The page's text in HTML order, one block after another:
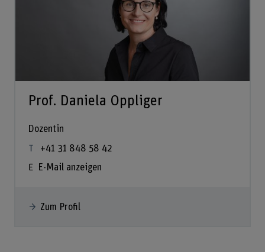
Prof. Daniela Oppliger
Dozentin
+41 31 848 58 42
E-Mail anzeigen
Zum Profil